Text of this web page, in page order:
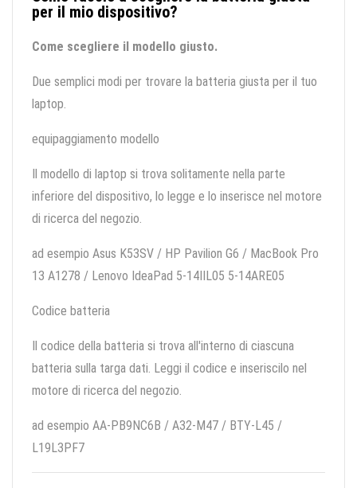
per il mio dispositivo?
Come scegliere il modello giusto.
Due semplici modi per trovare la batteria giusta per il tuo
laptop.
equipaggiamento modello
Il modello di laptop si trova solitamente nella parte
inferiore del dispositivo, lo legge e lo inserisce nel motore
di ricerca del negozio.
ad esempio Asus K53SV / HP Pavilion G6 / MacBook Pro
13 A1278 / Lenovo IdeaPad 5-14IIL05 5-14ARE05
Codice batteria
Il codice della batteria si trova all'interno di ciascuna
batteria sulla targa dati. Leggi il codice e inseriscilo nel
motore di ricerca del negozio.
ad esempio AA-PB9NC6B / A32-M47 / BTY-L45 /
L19L3PF7